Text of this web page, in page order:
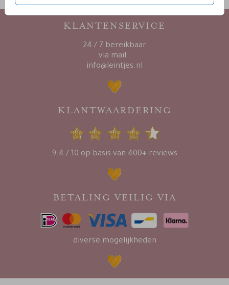
KLANTENSERVICE
24 / 7 bereikbaar
via mail :
info@leintjes.nl
KLANTWAARDERING
9.4 / 10 op basis van 400+ reviews
BETALING VEILIG VIA
diverse mogelijkheden